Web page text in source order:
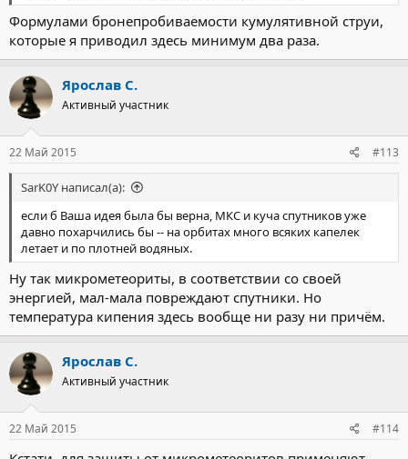
Формулами бронепробиваемости кумулятивной струи,
которые я приводил здесь минимум два раза.
Ярослав С.
Активный участник
22 Май 2015 #113
SarK0Y написал(а):
если б Ваша идея была бы верна, МКС и куча спутников уже
давно похарчились бы -- на орбитах много всяких капелек
летает и по плотней водяных.
Ну так микрометеориты, в соответствии со своей
энергией, мал-мала повреждают спутники. Но
температура кипения здесь вообще ни разу ни причём.
Ярослав С.
Активный участник
22 Май 2015 #114